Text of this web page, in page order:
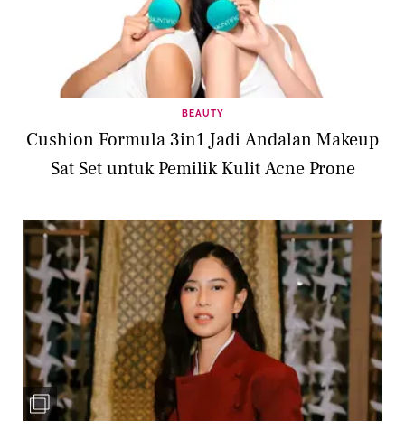
BEAUTY
Cushion Formula 3in1 Jadi Andalan Makeup
Sat Set untuk Pemilik Kulit Acne Prone